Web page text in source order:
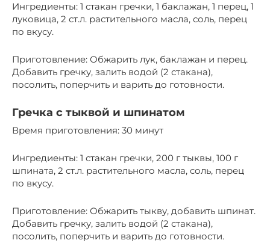
Ингредиенты: 1 стакан гречки, 1 баклажан, 1 перец, 1
луковица, 2 ст.л. растительного масла, соль, перец
по вкусу.
Приготовление: Обжарить лук, баклажан и перец.
Добавить гречку, залить водой (2 стакана),
посолить, поперчить и варить до готовности.
Гречка с тыквой и шпинатом
Время приготовления: 30 минут
Ингредиенты: 1 стакан гречки, 200 г тыквы, 100 г
шпината, 2 ст.л. растительного масла, соль, перец
по вкусу.
Приготовление: Обжарить тыкву, добавить шпинат.
Добавить гречку, залить водой (2 стакана),
посолить, поперчить и варить до готовности.